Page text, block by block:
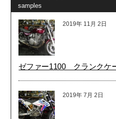
samples
2019年 11月 2日
ゼファー1100 クランクケ
2019年 7月 2日